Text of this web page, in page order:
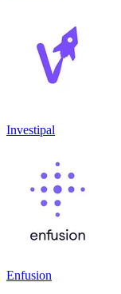
Investipal
Enfusion